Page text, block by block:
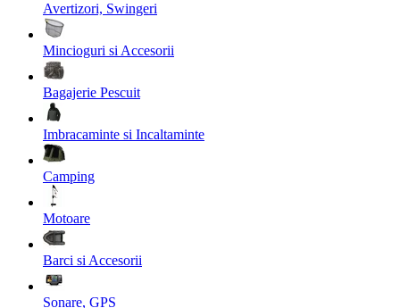
Avertizori, Swingeri
Mincioguri si Accesorii
Bagajerie Pescuit
Imbracaminte si Incaltaminte
Camping
Motoare
Barci si Accesorii
Sonare, GPS